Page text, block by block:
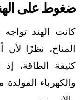
ضغوط على
كانت الهند
المناخ، نظرًا
كثيفة الطاقة،
والكهرباء